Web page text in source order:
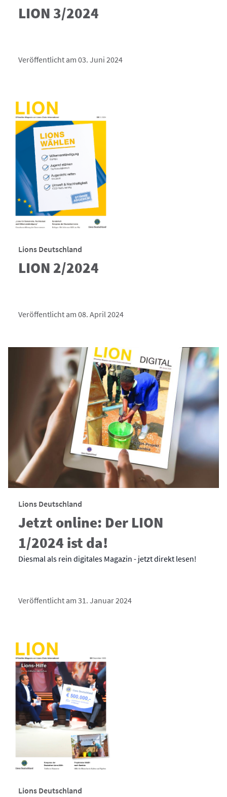
LION 3/2024
Veröffentlicht am 03. Juni 2024
Lions Deutschland
LION 2/2024
Veröffentlicht am 08. April 2024
Lions Deutschland
Jetzt online: Der LION
1/2024 ist da!
Diesmal als rein digitales Magazin - jetzt direkt lesen!
Veröffentlicht am 31. Januar 2024
Lions Deutschland